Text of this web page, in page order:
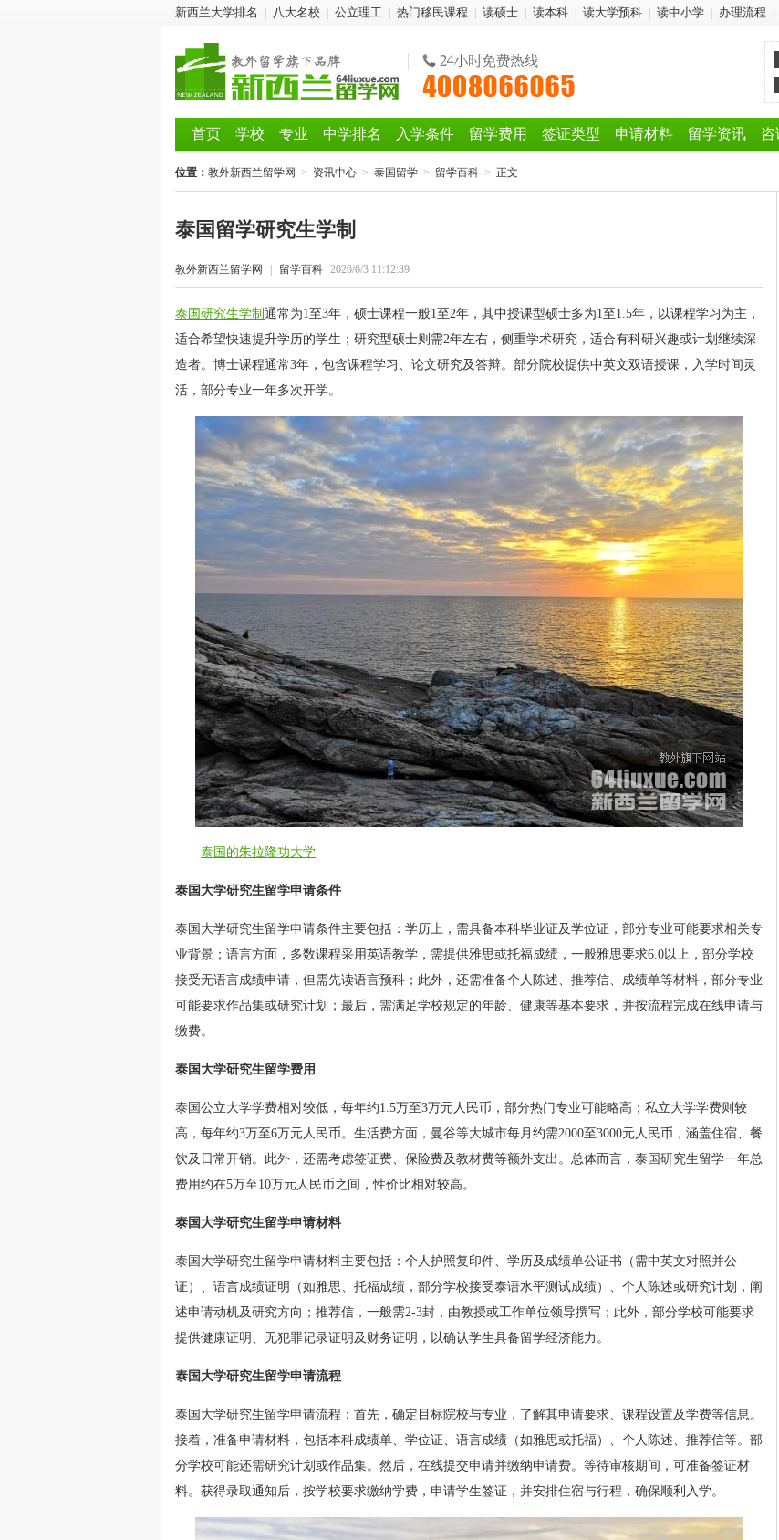
新西兰大学排名 八大名校 公立理工 热门移民课程 读硕士 读本科 读大学预科 读中小学 办理流程
首页 学校 专业 中学排名 入学条件 留学费用 签证类型 申请材料 留学资讯 咨
位置： 教外新西兰留学网 > 资讯中心 > 泰国留学 > 留学百科 > 正文
泰国留学研究生学制
教外新西兰留学网 留学百科 2026/6/3 11:12:39
泰国研究生学制 通常为1至3年，硕士课程一般1至2年，其中授课型硕士多为1至1.5年，以课程学习为主，
适合希望快速提升学历的学生；研究型硕士则需2年左右，侧重学术研究，适合有科研兴趣或计划继续深
造者。博士课程通常3年，包含课程学习、论文研究及答辩。部分院校提供中英文双语授课，入学时间灵
活，部分专业一年多次开学。
泰国的朱拉隆功大学
泰国大学研究生留学申请条件
泰国大学研究生留学申请条件主要包括：学历上，需具备本科毕业证及学位证，部分专业可能要求相关专
业背景；语言方面，多数课程采用英语教学，需提供雅思或托福成绩，一般雅思要求6.0以上，部分学校
接受无语言成绩申请，但需先读语言预科；此外，还需准备个人陈述、推荐信、成绩单等材料，部分专业
可能要求作品集或研究计划；最后，需满足学校规定的年龄、健康等基本要求，并按流程完成在线申请与
缴费。
泰国大学研究生留学费用
泰国公立大学学费相对较低，每年约1.5万至3万元人民币，部分热门专业可能略高；私立大学学费则较
高，每年约3万至6万元人民币。生活费方面，曼谷等大城市每月约需2000至3000元人民币，涵盖住宿、餐
饮及日常开销。此外，还需考虑签证费、保险费及教材费等额外支出。总体而言，泰国研究生留学一年总
费用约在5万至10万元人民币之间，性价比相对较高。
泰国大学研究生留学申请材料
泰国大学研究生留学申请材料主要包括：个人护照复印件、学历及成绩单公证书（需中英文对照并公
证）、语言成绩证明（如雅思、托福成绩，部分学校接受泰语水平测试成绩）、个人陈述或研究计划，阐
述申请动机及研究方向；推荐信，一般需2-3封，由教授或工作单位领导撰写；此外，部分学校可能要求
提供健康证明、无犯罪记录证明及财务证明，以确认学生具备留学经济能力。
泰国大学研究生留学申请流程
泰国大学研究生留学申请流程：首先，确定目标院校与专业，了解其申请要求、课程设置及学费等信息。
接着，准备申请材料，包括本科成绩单、学位证、语言成绩（如雅思或托福）、个人陈述、推荐信等。部
分学校可能还需研究计划或作品集。然后，在线提交申请并缴纳申请费。等待审核期间，可准备签证材
料。获得录取通知后，按学校要求缴纳学费，申请学生签证，并安排住宿与行程，确保顺利入学。